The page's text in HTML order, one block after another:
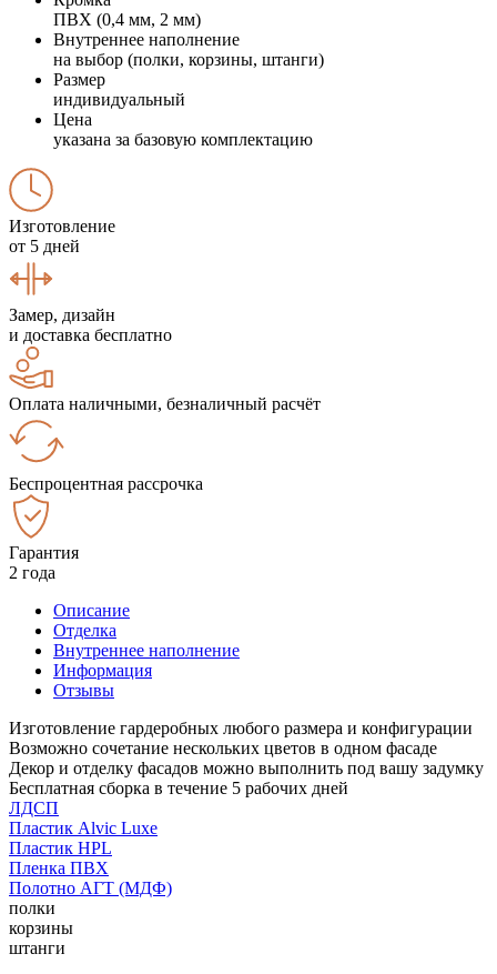
ПВХ (0,4 мм, 2 мм)
Внутреннее наполнение
на выбор (полки, корзины, штанги)
Размер
индивидуальный
Цена
указана за базовую комплектацию
Изготовление
от 5 дней
Замер, дизайн
и доставка бесплатно
Оплата наличными, безналичный расчёт
Беспроцентная рассрочка
Гарантия
2 года
Описание
Отделка
Внутреннее наполнение
Информация
Отзывы
Изготовление гардеробных любого размера и конфигурации
Возможно сочетание нескольких цветов в одном фасаде
Декор и отделку фасадов можно выполнить под вашу задумку
Бесплатная сборка в течение 5 рабочих дней
ЛДСП
Пластик Alvic Luxe
Пластик HPL
Пленка ПВХ
Полотно АГТ (МДФ)
полки
корзины
штанги